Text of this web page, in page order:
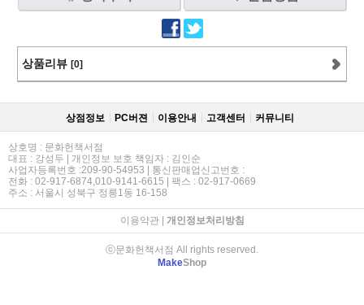
상품리뷰 [0]
상점정보 PC버젼 이용안내 고객센터 커뮤니티
상호명 : 문화헌책서점
대표 : 강성두 | 개인정보 보호 책임자 : 김인순
사업자등록번호 :209-90-54953 | 통신판매업신고번호 :
전화 : 02-917-6874,010-9141-6615 | 팩스 : 02-917-0669
주소 : 서울시 성북구 정릉1동 16-158
이용약관| 개인정보처리방침
ⓒ문화헌책서점 All rights reserved.
MakeShop